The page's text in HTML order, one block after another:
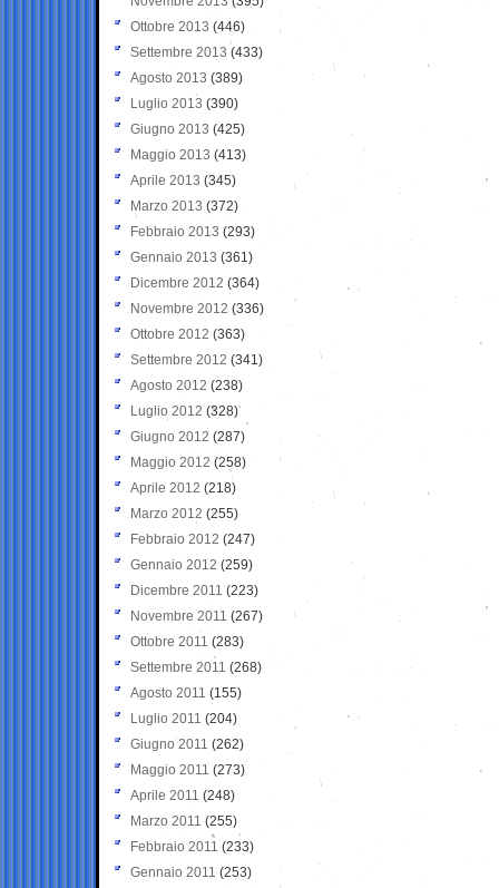
Ottobre 2013 (446)
Settembre 2013 (433)
Agosto 2013 (389)
Luglio 2013 (390)
Giugno 2013 (425)
Maggio 2013 (413)
Aprile 2013 (345)
Marzo 2013 (372)
Febbraio 2013 (293)
Gennaio 2013 (361)
Dicembre 2012 (364)
Novembre 2012 (336)
Ottobre 2012 (363)
Settembre 2012 (341)
Agosto 2012 (238)
Luglio 2012 (328)
Giugno 2012 (287)
Maggio 2012 (258)
Aprile 2012 (218)
Marzo 2012 (255)
Febbraio 2012 (247)
Gennaio 2012 (259)
Dicembre 2011 (223)
Novembre 2011 (267)
Ottobre 2011 (283)
Settembre 2011 (268)
Agosto 2011 (155)
Luglio 2011 (204)
Giugno 2011 (262)
Maggio 2011 (273)
Aprile 2011 (248)
Marzo 2011 (255)
Febbraio 2011 (233)
Gennaio 2011 (253)